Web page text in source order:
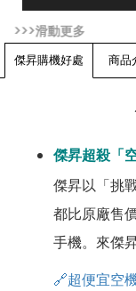
傑昇購機好處 商品
傑昇超殺「
傑昇以「挑
都比原廠售
手機。來傑
🔗超便宜空